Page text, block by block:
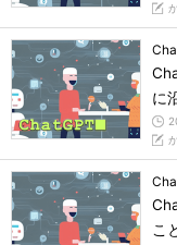
に
こ